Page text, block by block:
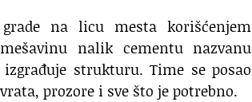
na licu mesta korišćenjem
nalik cementu nazvanu
strukturu. Time se posao
prozore i sve što je potrebno.